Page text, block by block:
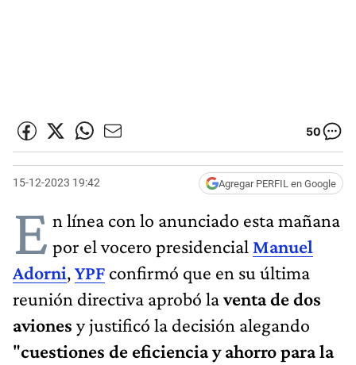
50
15-12-2023 19:42 Agregar PERFIL en Google
E n línea con lo anunciado esta mañana
por el vocero presidencial Manuel
Adorni,YPF confirmó que en su última
reunión directiva aprobó laventa de dos
aviones y justificó la decisión alegando
"cuestiones de eficiencia y ahorro para la